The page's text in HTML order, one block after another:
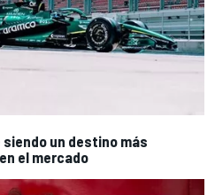
un destino más
el mercado